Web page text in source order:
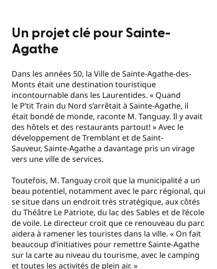
Un projet clé pour Sainte-
Agathe
Dans les années 50, la Ville de Sainte-Agathe-des-
Monts était une destination touristique
incontournable dans les Laurentides. « Quand
le P’tit Train du Nord s’arrêtait à Sainte-Agathe, il
était bondé de monde, raconte M. Tanguay. Il y avait
des hôtels et des restaurants partout! » Avec le
développement de Tremblant et de Saint-
Sauveur, Sainte-Agathe a davantage pris un virage
vers une ville de services.
Toutefois, M. Tanguay croit que la municipalité a un
beau potentiel, notamment avec le parc régional, qui
se situe dans un endroit très stratégique, aux côtés
du Théâtre Le Patriote, du lac des Sables et de l’école
de voile. Le directeur croit que ce renouveau du parc
aidera à ramener les touristes dans la ville. « On fait
beaucoup d’initiatives pour remettre Sainte-Agathe
sur la carte au niveau du tourisme, avec le camping
et toutes les activités de plein air. »